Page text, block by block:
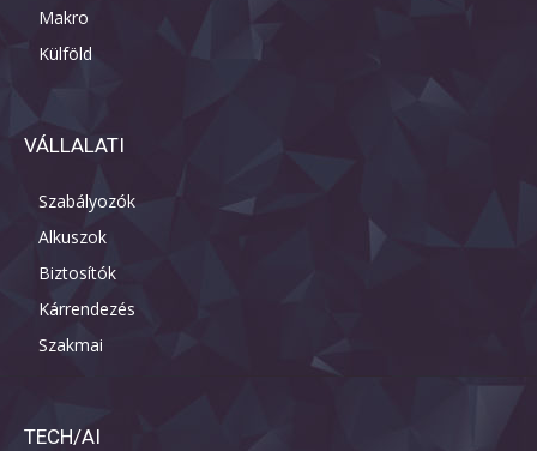
Makro
Külföld
VÁLLALATI
Szabályozók
Alkuszok
Biztosítók
Kárrendezés
Szakmai
TECH/AI